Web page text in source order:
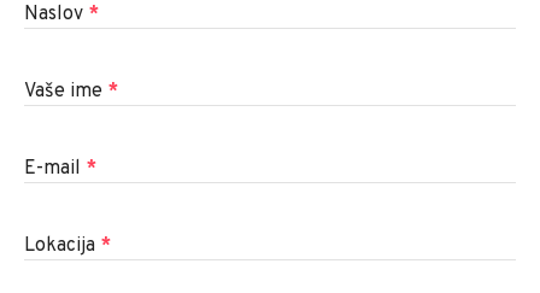
Naslov *
Vaše ime *
E-mail *
Lokacija *